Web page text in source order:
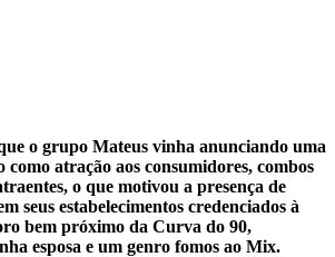
o grupo Mateus vinha anunciando uma
como atração aos consumidores, combos
o que motivou a presença de
seus estabelecimentos credenciados à
bem próximo da Curva do 90,
esposa e um genro fomos ao Mix.